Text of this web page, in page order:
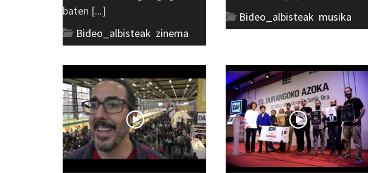
baten [...]
Bideo_albisteak zinema
Bideo_albisteak musika